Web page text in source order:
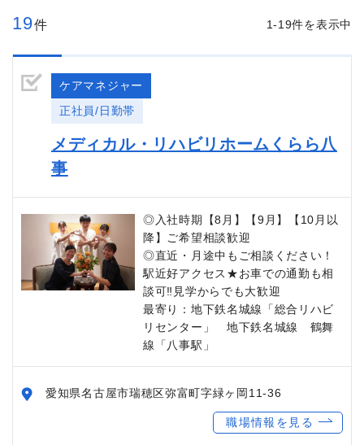
19件 1-19件を表示中
ケアマネジャー
正社員/日勤帯
メディカル・リハビリホームくらら八
事
◎入社時期【8月】【9月】【10月以
降】ご希望相談歓迎
◎直近・月途中もご相談ください！
駅近好アクセス★お車での通勤も相
談可‼見学からでも大歓迎
最寄り：地下鉄名城線「総合リハビ
リセンター」 地下鉄名城線 鶴舞
線「八事駅」
愛知県名古屋市瑞穂区弥富町字緑ヶ岡11-36
職場情報を見る